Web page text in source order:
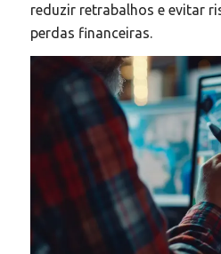
reduzir retrabalhos e evitar
perdas financeiras.